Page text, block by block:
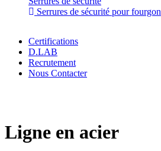
Serrures de sécurité pour fourgon
Certifications
D.LAB
Recrutement
Nous Contacter
Ligne en acier